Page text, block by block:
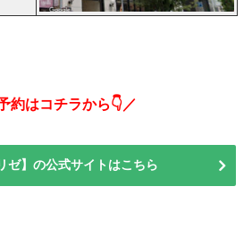
約はコチラから👇／
ゼ】の公式サイトはこちら